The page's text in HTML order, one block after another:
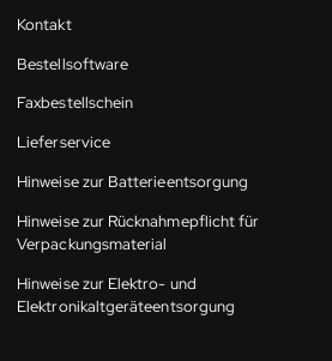
Kontakt
Bestellsoftware
Faxbestellschein
Lieferservice
Hinweise zur Batterieentsorgung
Hinweise zur Rücknahmepflicht für
Verpackungsmaterial
Hinweise zur Elektro- und
Elektronikaltgeräteentsorgung